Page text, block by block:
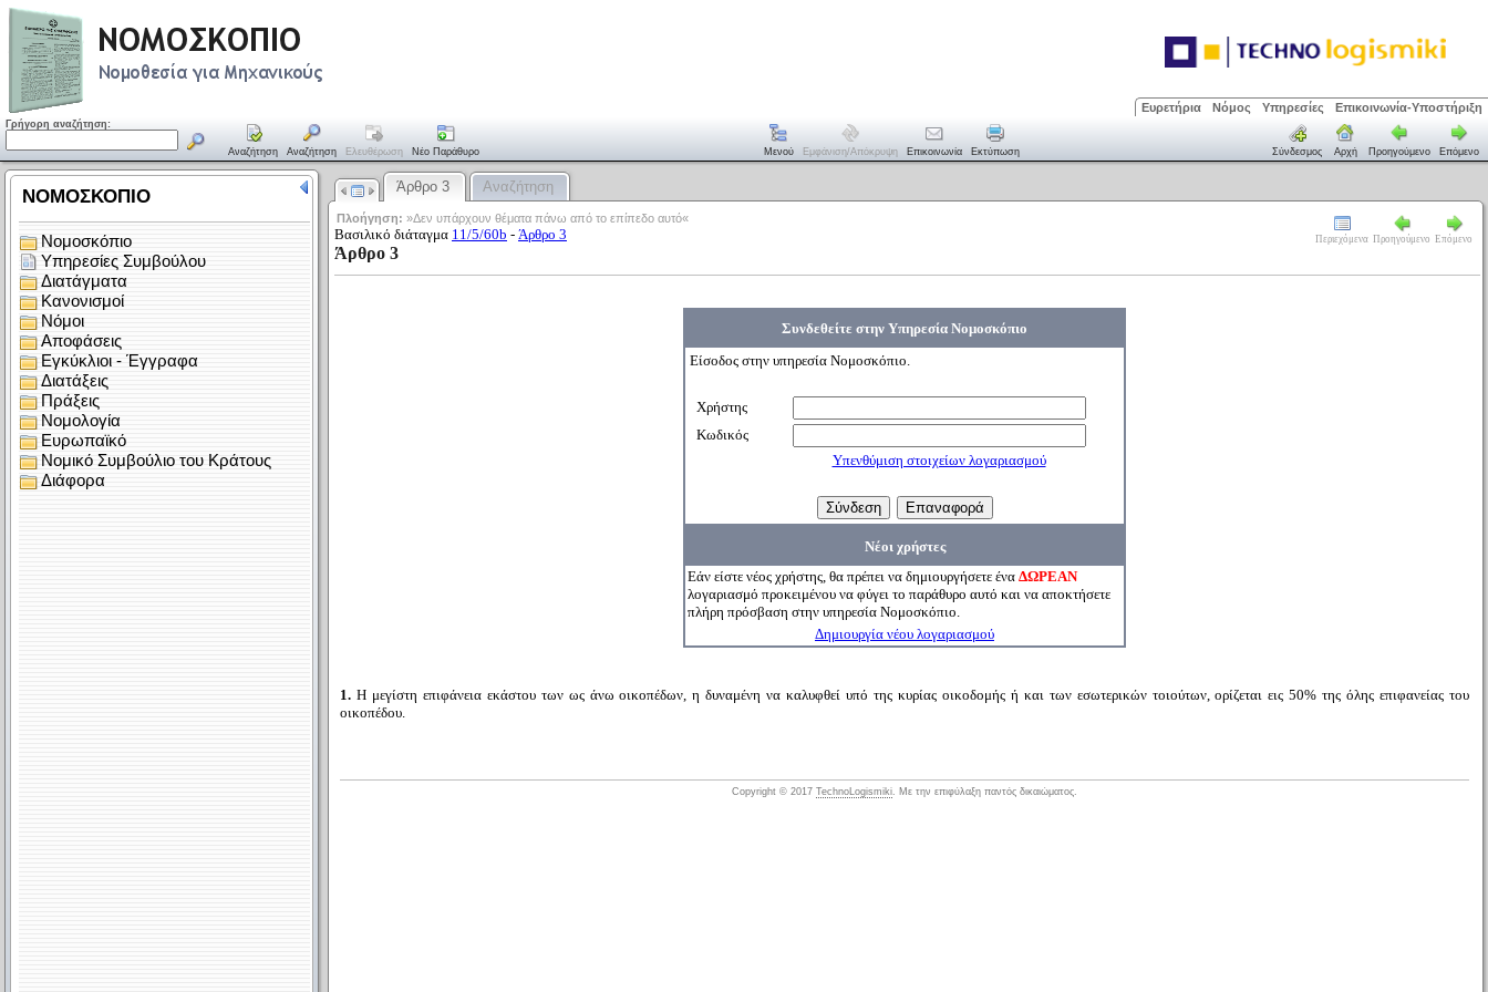
Ευρετήρια Νόμος Υπηρεσίες Επικοινωνία-Υποστήριξη
Γρήγορη αναζήτηση:
Αναζήτηση Αναζήτηση Ελευθέρωση Νέο Παράθυρο Μενού Εμφάνιση/απόκρυψη Επικοινωνία Εκτύπωση Σύνδεσμος Αρχή Προηγούμενο Επόμενο
Άρθρο 3 Αναζήτηση